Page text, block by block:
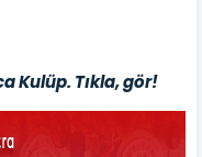
Kulüp. Tıkla, gör!